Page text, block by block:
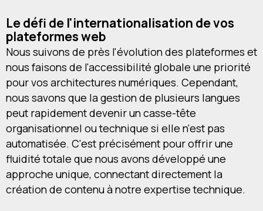
Le défi de l'internationalisation de vos
plateformes web
Nous suivons de près l'évolution des plateformes et
nous faisons de l'accessibilité globale une priorité
pour vos architectures numériques. Cependant,
nous savons que la gestion de plusieurs langues
peut rapidement devenir un casse-tête
organisationnel ou technique si elle n'est pas
automatisée. C'est précisément pour offrir une
fluidité totale que nous avons développé une
approche unique, connectant directement la
création de contenu à notre expertise technique.